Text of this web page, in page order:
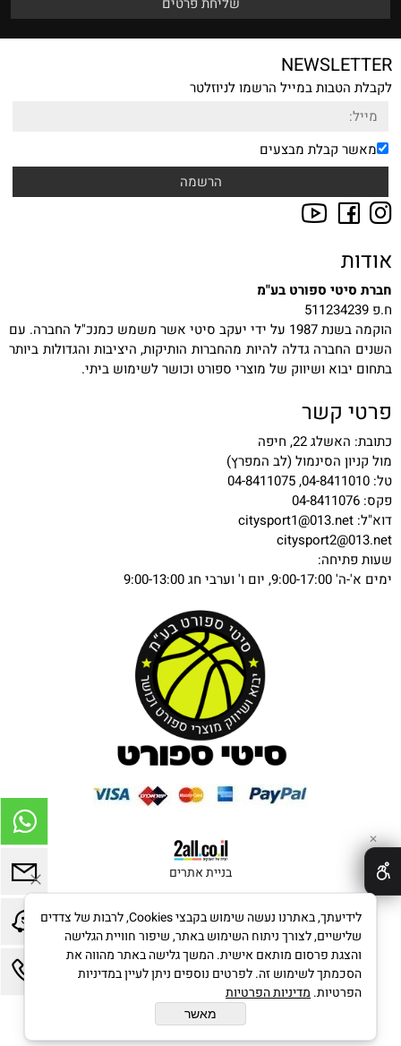
NEWSLETTER
לקבלת הטבות במייל הרשמו לניוזלטר
מאשר קבלת מבצעים
אודות
חברת סיטי ספורט בע"מ
ח.פ 511234239
הוקמה בשנת 1987 על ידי יעקב סיטי אשר משמש כמנכ"ל החברה. עם
השנים החברה גדלה להיות מהחברות הותיקות, היציבות והגדולות ביותר
בתחום יבוא ושיווק של מוצרי ספורט וכושר לשימוש ביתי.
פרטי קשר
כתובת: האשלג 22, חיפה
מול קניון הסינמול (לב המפרץ)
טל: 04-8411010, 04-8411075
פקס: 04-8411076
דוא"ל: citysport1@013.net
citysport2@013.net
שעות פתיחה:
ימים א'-ה' 9:00-17:00, יום ו' וערבי חג 9:00-13:00
בניית אתרים
✕
לידיעתך, באתרנו נעשה שימוש בקבצי Cookies, לרבות של צדדים
שלישיים, לצורך ניתוח השימוש באתר, שיפור חוויית הגלישה
והצגת פרסום מותאם אישית. המשך גלישה באתר מהווה את
הסכמתך לשימוש זה. לפרטים נוספים ניתן לעיין במדיניות
הפרטיות. מדיניות הפרטיות
מאשר